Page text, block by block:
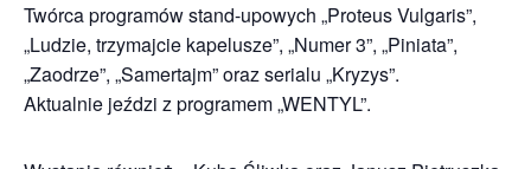
Twórca programów stand-upowych „Proteus Vulgaris”,
„Ludzie, trzymajcie kapelusze”, „Numer 3”, „Piniata”,
„Zaodrze”, „Samertajm” oraz serialu „Kryzys”.
Aktualnie jeździ z programem „WENTYL”.